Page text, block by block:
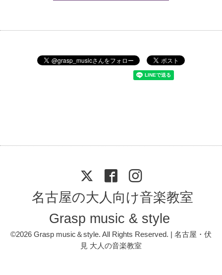
名古屋の大人向け音楽教室
Grasp music & style
©2026 Grasp music＆style. All Rights Reserved. | 名古屋・伏
見 大人の音楽教室